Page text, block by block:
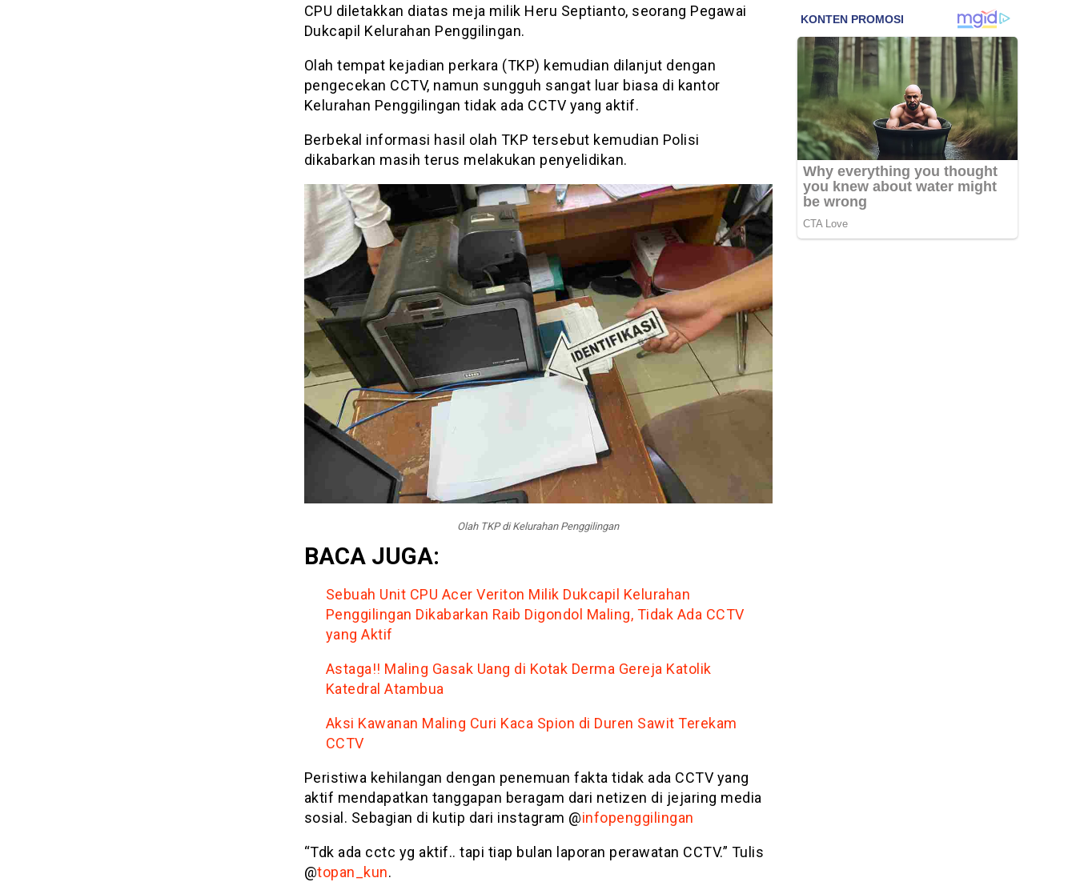
CPU diletakkan diatas meja milik Heru Septianto, seorang Pegawai
Dukcapil Kelurahan Penggilingan.
Olah tempat kejadian perkara (TKP) kemudian dilanjut dengan
pengecekan CCTV, namun sungguh sangat luar biasa di kantor
Kelurahan Penggilingan tidak ada CCTV yang aktif.
Berbekal informasi hasil olah TKP tersebut kemudian Polisi
dikabarkan masih terus melakukan penyelidikan.
Olah TKP di Kelurahan Penggilingan
BACA JUGA:
Sebuah Unit CPU Acer Veriton Milik Dukcapil Kelurahan
Penggilingan Dikabarkan Raib Digondol Maling, Tidak Ada CCTV
yang Aktif
Astaga!! Maling Gasak Uang di Kotak Derma Gereja Katolik
Katedral Atambua
Aksi Kawanan Maling Curi Kaca Spion di Duren Sawit Terekam
CCTV
Peristiwa kehilangan dengan penemuan fakta tidak ada CCTV yang
aktif mendapatkan tanggapan beragam dari netizen di jejaring media
sosial. Sebagian di kutip dari instagram @infopenggilingan
“Tdk ada cctc yg aktif.. tapi tiap bulan laporan perawatan CCTV.” Tulis
@topan_kun.